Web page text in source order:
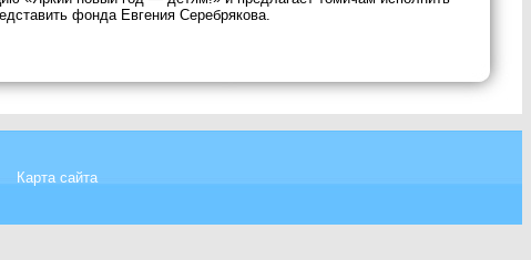
фонда Евгения Серебрякова.
Карта сайта